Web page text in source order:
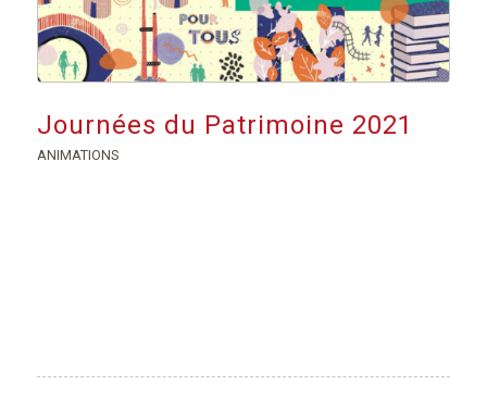
Journées du Patrimoine 2021
ANIMATIONS